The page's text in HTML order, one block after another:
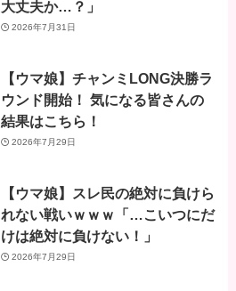
大丈夫か…？」
2026年7月31日
【ウマ娘】チャンミLONG決勝ラ
ウンド開始！ 気になる皆さんの
結果はこちら！
2026年7月29日
【ウマ娘】スレ民の絶対に負けら
れない戦いｗｗｗ「…こいつにだ
けは絶対に負けない！」
2026年7月29日